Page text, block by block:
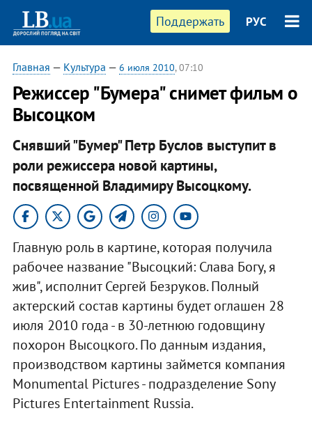
Поддержать РУС
Главная — Культура — 6 июля 2010, 07:10
Режиссер "Бумера" снимет фильм о
Высоцком
Снявший "Бумер" Петр Буслов выступит в
роли режиссера новой картины,
посвященной Владимиру Высоцкому.
Главную роль в картине, которая получила
рабочее название "Высоцкий: Слава Богу, я
жив", исполнит Сергей Безруков. Полный
актерский состав картины будет оглашен 28
июля 2010 года - в 30-летнюю годовщину
похорон Высоцкого. По данным издания,
производством картины займется компания
Monumental Pictures - подразделение Sony
Pictures Entertainment Russia.